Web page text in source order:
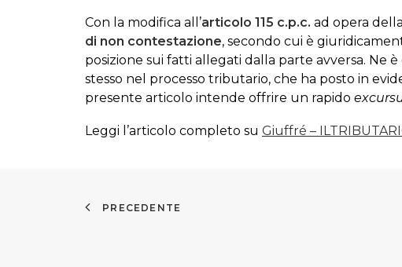
Con la modifica all’articolo 115 c.p.c. ad opera
di non contestazione, secondo cui è
posizione sui fatti allegati dalla parte avversa. Ne
stesso nel processo tributario, che ha posto in
presente articolo intende offrire un rapido
Leggi l’articolo completo su Giuffré –
PRECEDENTE